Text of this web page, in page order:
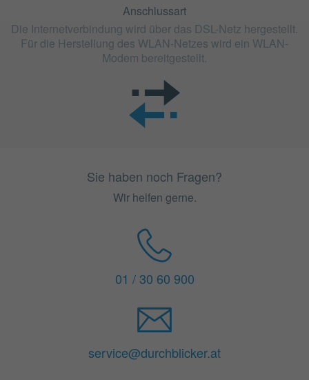
Anschlussart
Die Internetverbindung wird über das DSL-Netz hergestellt.
Für die Herstellung des WLAN-Netzes wird ein WLAN-
Modem bereitgestellt.
Sie haben noch Fragen?
Wir helfen gerne.
01 / 30 60 900
service@durchblicker.at